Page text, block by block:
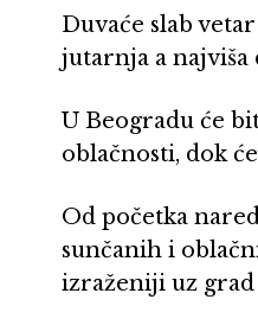
Duvaće slab
jutarnja a najviša
U Beogradu će
oblačnosti, dok
Od početka
sunčanih i
izraženiji uz grad